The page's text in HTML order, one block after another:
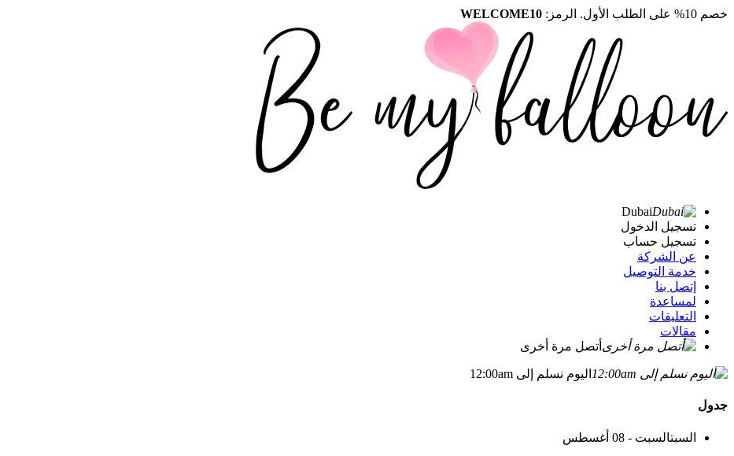
خصم 10% على الطلب الأول. الرمز: WELCOME10
Dubai
تسجيل الدخول
تسجيل حساب
عن الشركة
خدمة التوصيل
إتصل بنا
لمساعدة
التعليقات
مقالات
أتصل مرة أخرى
اليوم نسلم إلى 12:00am
جدول
السبتالسبت - 08 أغسطس